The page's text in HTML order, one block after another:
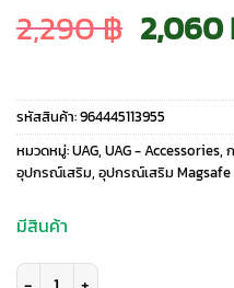
2,290฿
price
was:
2,060
รหัสสินค้า:964445113955
หมวดหมู่:UAG, UAG - Accessories,
อุปกรณ์เสริม, อุปกรณ์เสริม Magsafe
มีสินค้า
จำนวน UAG รุ่น Metropolis